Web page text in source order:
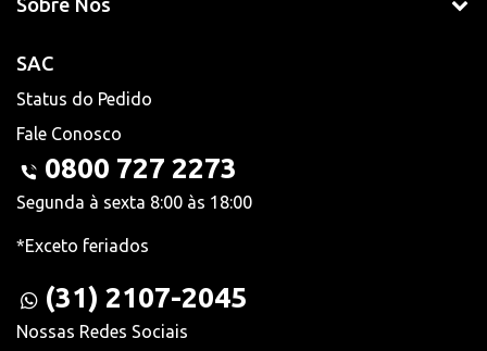
SAC
Status do Pedido
Fale Conosco
0800 727 2273
Segunda à sexta 8:00 às 18:00
*Exceto feriados
(31) 2107-2045
Nossas Redes Sociais